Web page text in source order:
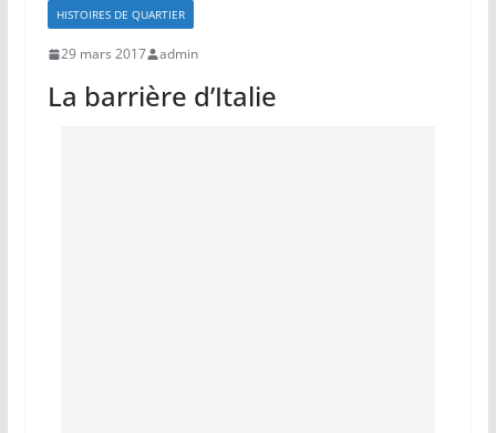
HISTOIRES DE QUARTIER
29 mars 2017 admin
La barrière d’Italie